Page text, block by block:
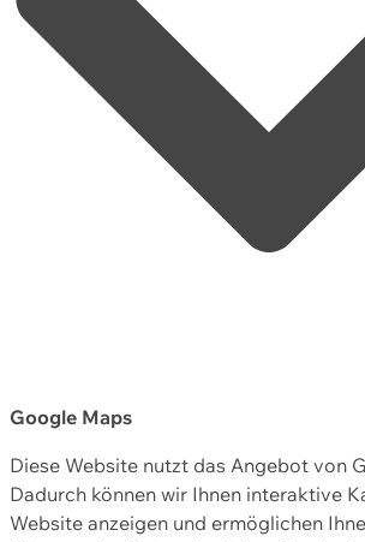
Google Maps
Diese Website nutzt das Angebot von
Dadurch können wir Ihnen interaktive
Website anzeigen und ermöglichen